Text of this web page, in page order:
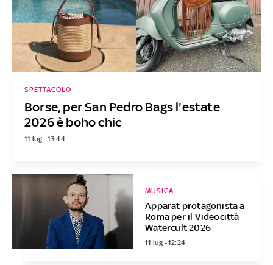
Borse, per San Pedro Bags l'estate
2026 è boho chic
SPETTACOLO
11 lug - 13:44
Apparat protagonista a
Roma per il Videocittà
Watercult 2026
MUSICA
11 lug - 12:24